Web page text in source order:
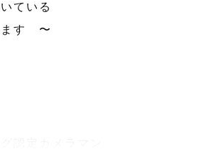
ている
す　〜